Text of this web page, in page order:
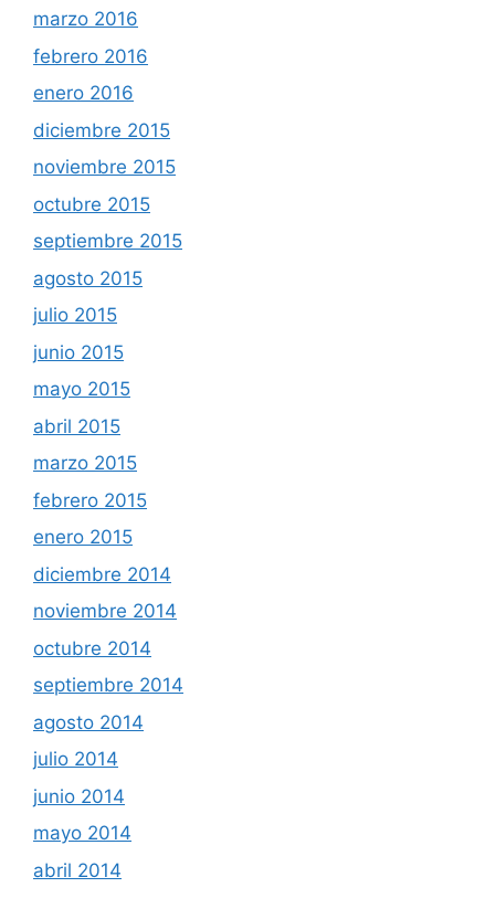
marzo 2016
febrero 2016
enero 2016
diciembre 2015
noviembre 2015
octubre 2015
septiembre 2015
agosto 2015
julio 2015
junio 2015
mayo 2015
abril 2015
marzo 2015
febrero 2015
enero 2015
diciembre 2014
noviembre 2014
octubre 2014
septiembre 2014
agosto 2014
julio 2014
junio 2014
mayo 2014
abril 2014